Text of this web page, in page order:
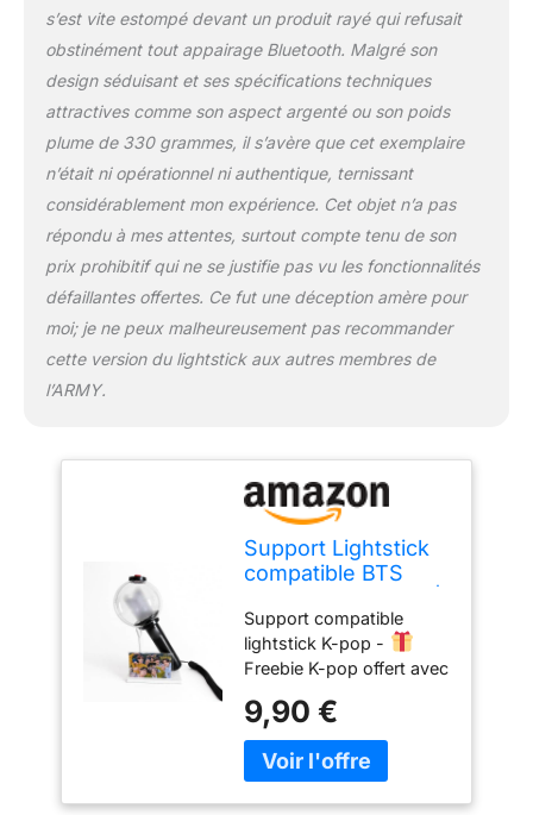
s’est vite estompé devant un produit rayé qui refusait
obstinément tout appairage Bluetooth. Malgré son
design séduisant et ses spécifications techniques
attractives comme son aspect argenté ou son poids
plume de 330 grammes, il s’avère que cet exemplaire
n’était ni opérationnel ni authentique, ternissant
considérablement mon expérience. Cet objet n’a pas
répondu à mes attentes, surtout compte tenu de son
prix prohibitif qui ne se justifie pas vu les fonctionnalités
défaillantes offertes. Ce fut une déception amère pour
moi; je ne peux malheureusement pas recommander
cette version du lightstick aux autres membres de
l’ARMY.
Support Lightstick
compatible BTS
Blanc
Support compatible
lightstick K-pop -
Freebie K-pop offert avec
support constitué de 2
parties ; montage simple
et sans outils - Idéal
9,90 €